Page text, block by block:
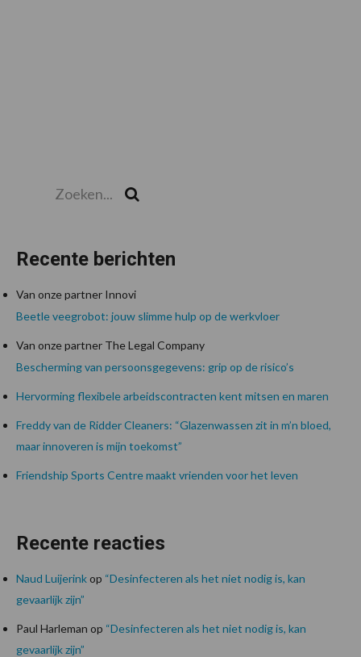
Recente berichten
Van onze partner Innovi
Beetle veegrobot: jouw slimme hulp op de werkvloer
Van onze partner The Legal Company
Bescherming van persoonsgegevens: grip op de risico’s
Hervorming flexibele arbeidscontracten kent mitsen en maren
Freddy van de Ridder Cleaners: “Glazenwassen zit in m’n bloed,
maar innoveren is mijn toekomst”
Friendship Sports Centre maakt vrienden voor het leven
Recente reacties
Naud Luijerinkop “Desinfecteren als het niet nodig is, kan
gevaarlijk zijn”
Paul Harleman op “Desinfecteren als het niet nodig is, kan
gevaarlijk zijn”